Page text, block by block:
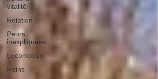
vitalité
Relation
Peurs
inexpliquées
Locomotion
Reins